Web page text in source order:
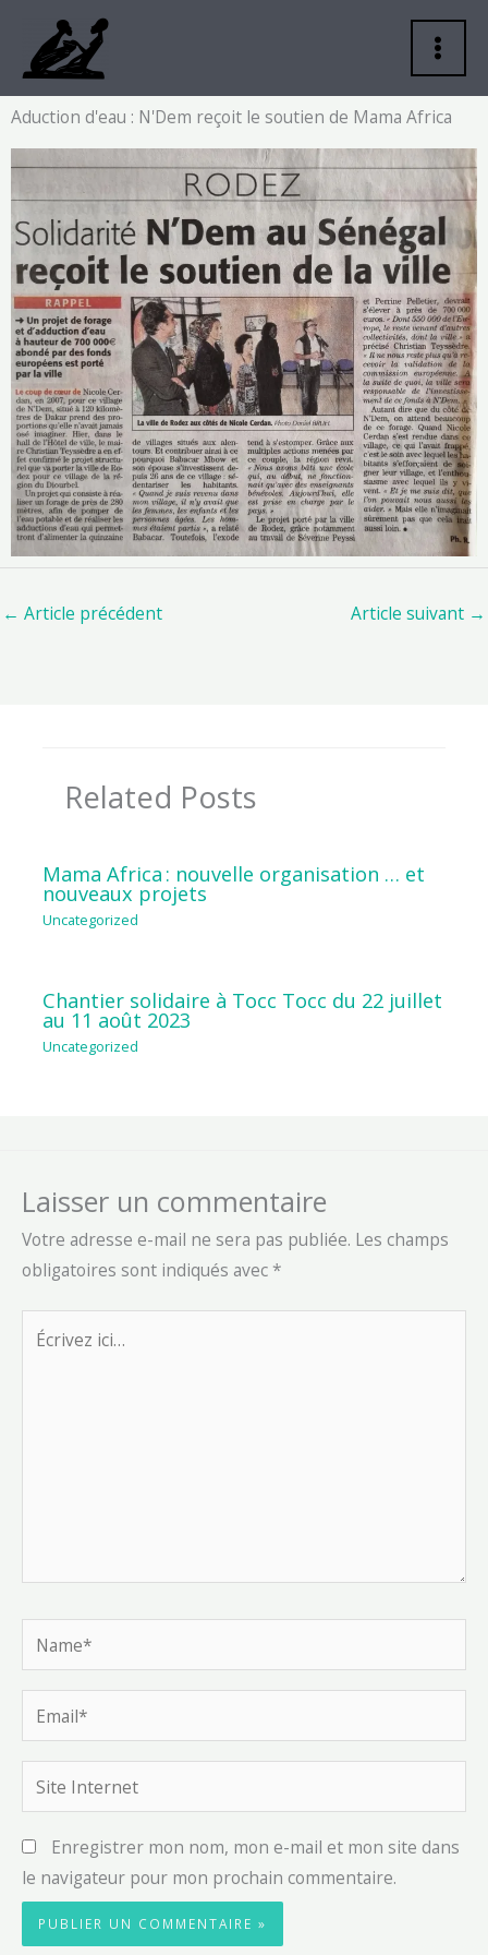
contenu
Aduction d'eau : N'Dem reçoit le soutien de Mama Africa
← Article précédent Article suivant →
Related Posts
Mama Africa : nouvelle organisation … et
nouveaux projets
Uncategorized
Chantier solidaire à Tocc Tocc du 22 juillet
au 11 août 2023
Uncategorized
Laisser un commentaire
Votre adresse e-mail ne sera pas publiée. Les champs
obligatoires sont indiqués avec *
Écrivez
Name*
Email*
Site
Internet
Enregistrer mon nom, mon e-mail et mon site dans
le navigateur pour mon prochain commentaire.